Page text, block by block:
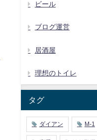
ビール
ブログ運営
居酒屋
理想のトイレ
タグ
ダイアン M-1